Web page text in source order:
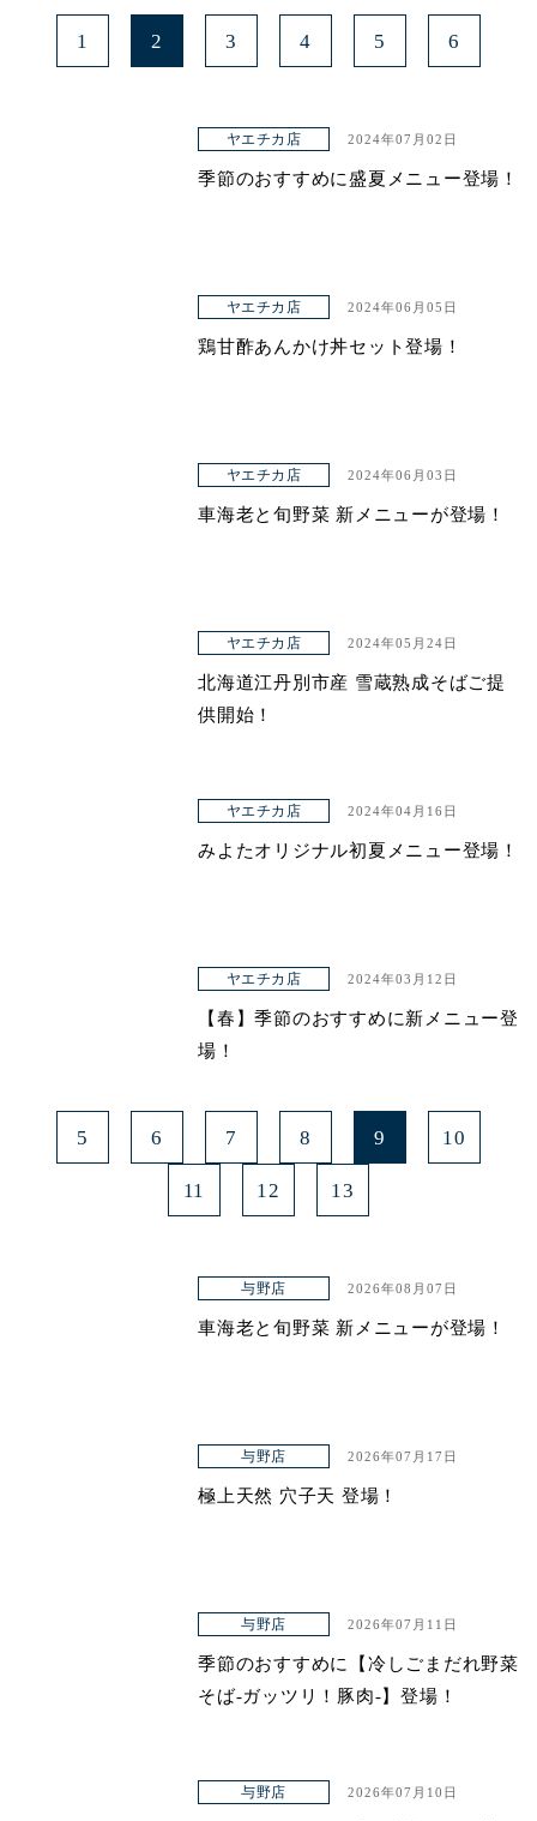
1 2 3 4 5 6
ヤエチカ店 2024年07月02日
季節のおすすめに盛夏メニュー登場！
ヤエチカ店 2024年06月05日
鶏甘酢あんかけ丼セット登場！
ヤエチカ店 2024年06月03日
車海老と旬野菜 新メニューが登場！
ヤエチカ店 2024年05月24日
北海道江丹別市産 雪蔵熟成そばご提
供開始！
ヤエチカ店 2024年04月16日
みよたオリジナル初夏メニュー登場！
ヤエチカ店 2024年03月12日
【春】季節のおすすめに新メニュー登
場！
5 6 7 8 9 10
11 12 13
与野店 2026年08月07日
車海老と旬野菜 新メニューが登場！
与野店 2026年07月17日
極上天然 穴子天 登場！
与野店 2026年07月11日
季節のおすすめに【冷しごまだれ野菜
そば-ガッツリ！豚肉-】登場！
与野店 2026年07月10日